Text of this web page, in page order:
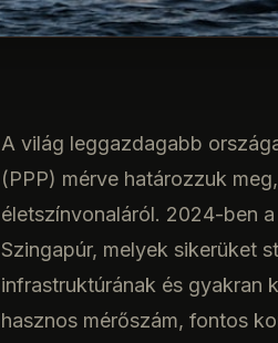
A világ leggazdagabb
(PPP) mérve határozzuk
életszínvonaláról. 2024-ben
Szingapúr, melyek sikerüket
infrastruktúrának és gyakran
hasznos mérőszám, fontos